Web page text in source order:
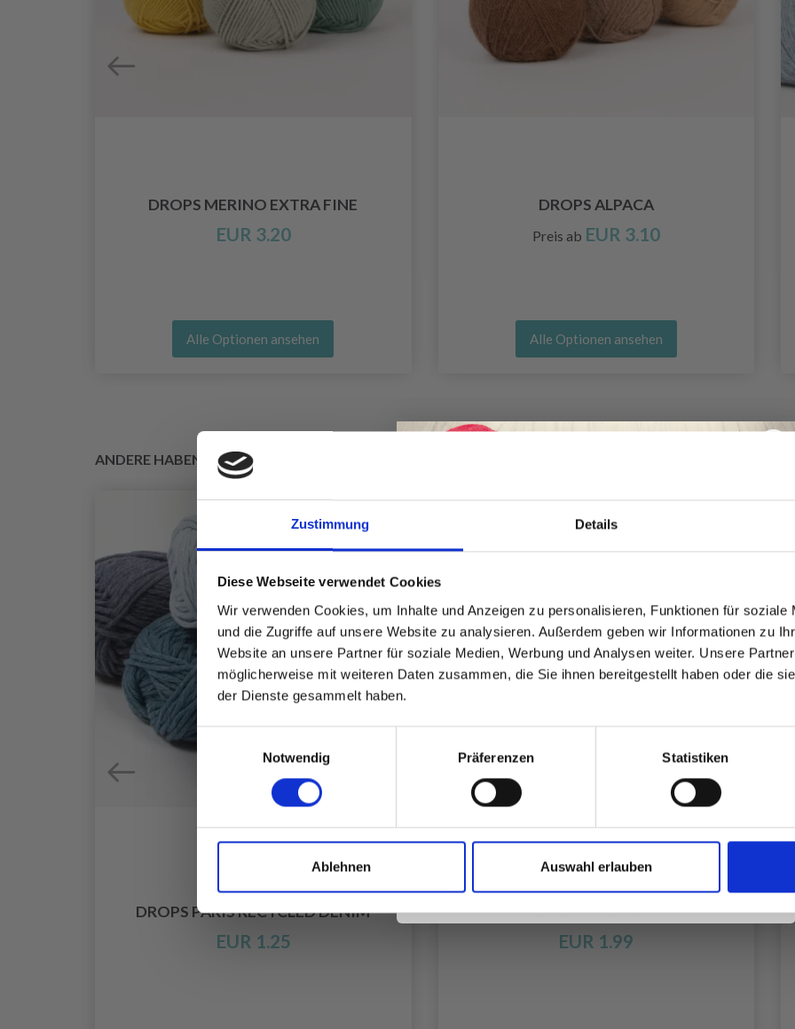
Zustimmung Details
Diese Webseite verwendet Cookies
Wir verwenden Cookies, um Inhalte und Anzeigen zu personalisieren, Funktionen für soziale
und die Zugriffe auf unsere Website zu analysieren. Außerdem geben wir Informationen zu
Website an unsere Partner für soziale Medien, Werbung und Analysen weiter. Unsere
möglicherweise mit weiteren Daten zusammen, die Sie ihnen bereitgestellt haben oder die
der Dienste gesammelt haben.
Notwendig
Präferenzen Statistiken
Ablehnen Auswahl erlauben
DROPS MERINO EXTRA FINE
EUR 3.20
Alle Optionen ansehen
DROPS ALPACA
Preis ab EUR 3.10
Alle Optionen ansehen
ANDERE HABEN SICH AUCH ANGESEHEN
DROPS PARIS RECYCLED DENIM
EUR 1.25
DROPS MUSKAT
EUR 1.99
Werde ein Teil unserer Garn-Community
und erhalte exklusiven Zugang zu
inspirierenden Strickmustern und
Nein, danke